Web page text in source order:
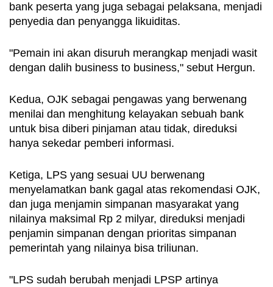
bank peserta yang juga sebagai pelaksana, menjadi
penyedia dan penyangga likuiditas.
"Pemain ini akan disuruh merangkap menjadi wasit
dengan dalih business to business," sebut Hergun.
Kedua, OJK sebagai pengawas yang berwenang
menilai dan menghitung kelayakan sebuah bank
untuk bisa diberi pinjaman atau tidak, direduksi
hanya sekedar pemberi informasi.
Ketiga, LPS yang sesuai UU berwenang
menyelamatkan bank gagal atas rekomendasi OJK,
dan juga menjamin simpanan masyarakat yang
nilainya maksimal Rp 2 milyar, direduksi menjadi
penjamin simpanan dengan prioritas simpanan
pemerintah yang nilainya bisa triliunan.
"LPS sudah berubah menjadi LPSP artinya